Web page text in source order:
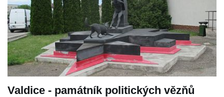
Valdice - památník politických vězňů